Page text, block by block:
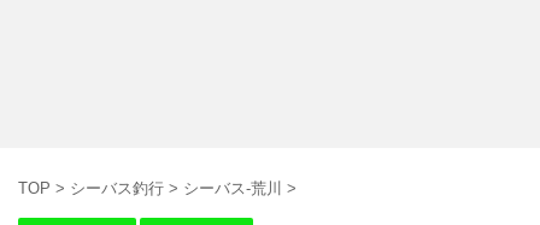
TOP > シーバス釣行 > シーバス-荒川 >